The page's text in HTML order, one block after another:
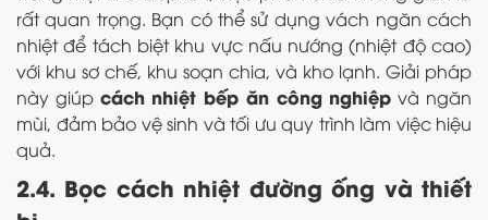
rất quan trọng. Bạn có thể sử dụng vách ngăn cách
nhiệt để tách biệt khu vực nấu nướng (nhiệt độ cao)
với khu sơ chế, khu soạn chia, và kho lạnh. Giải pháp
này giúp cách nhiệt bếp ăn công nghiệp và ngăn
mùi, đảm bảo vệ sinh và tối ưu quy trình làm việc hiệu
quả.
2.4. Bọc cách nhiệt đường ống và thiết